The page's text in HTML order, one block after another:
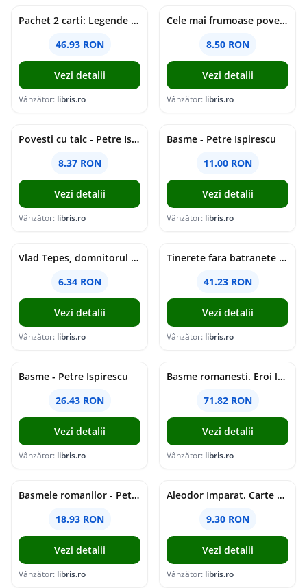
Pachet 2 carti: Legende sau basmele romanilor + Snoave. Povesti morale. Povestiri istorice - Petre Ispirescu
46.93 RON
Vezi detalii
Vânzător: libris.ro
Cele mai frumoase povesti - Petre Ispirescu
8.50 RON
Vezi detalii
Vânzător: libris.ro
Povesti cu talc - Petre Ispirescu
8.37 RON
Vezi detalii
Vânzător: libris.ro
Basme - Petre Ispirescu
11.00 RON
Vezi detalii
Vânzător: libris.ro
Vlad Tepes, domnitorul Tarii Romanesti - Petre Ispirescu
6.34 RON
Vezi detalii
Vânzător: libris.ro
Tinerete fara batranete si viata fara de moarte - Petre Ispirescu
41.23 RON
Vezi detalii
Vânzător: libris.ro
Basme - Petre Ispirescu
26.43 RON
Vezi detalii
Vânzător: libris.ro
Basme romanesti. Eroi legendari din popor - Petre Ispirescu
71.82 RON
Vezi detalii
Vânzător: libris.ro
Basmele romanilor - Petre Ispirescu
18.93 RON
Vezi detalii
Vânzător: libris.ro
Aleodor Imparat. Carte de colorat
9.30 RON
Vezi detalii
Vânzător: libris.ro